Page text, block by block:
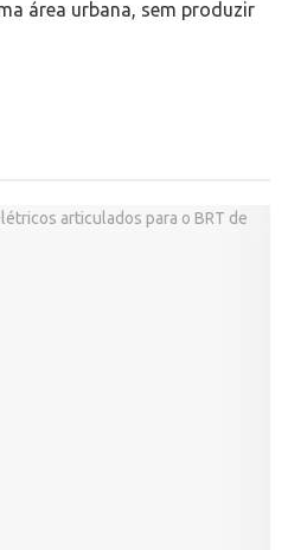
área urbana, sem produzir